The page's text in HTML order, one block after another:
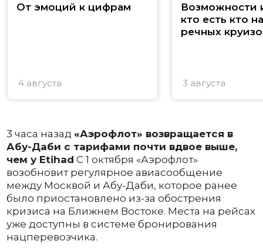
От эмоций к цифрам
4 августа
Возможности
кто есть кто
речных
3 августа
3 часа назад «Аэрофлот» возвращается в
Абу-Даби с тарифами почти вдвое выше,
чем у Etihad С 1 октября «Аэрофлот»
возобновит регулярное авиасообщение
между Москвой и Абу-Даби, которое ранее
было приостановлено из-за обострения
кризиса на Ближнем Востоке. Места на рейсах
уже доступны в системе бронирования
нацперевозчика.